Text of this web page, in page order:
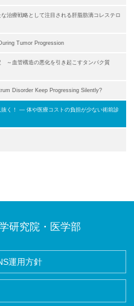
治療戦略として注目される肝脂肪滴コレステロ
Tumor Progression
～血管構造の悪化を引き起こすタンパク質
Disorder Keep Progressing Silently?
く！ ― 体や医療コストの負担が少ない術前診
研究院・医学部
運用方針